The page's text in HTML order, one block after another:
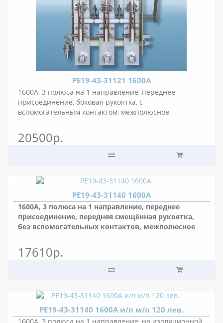
РЕ19-43-31121 1600А
1600А, 3 полюса на 1 направление, переднее
присоединение, боковая рукоятка, с
вспомогательным контактом, межполюсное
20500р.
РЕ19-43-31140 1600А
1600А, 3 полюса на 1 направление, переднее
присоединение, передняя смещённая рукоятка,
без вспомогательных контактов, межполюсное
17610р.
РЕ19-43-31140 1600А и/п м/п 120 лев.